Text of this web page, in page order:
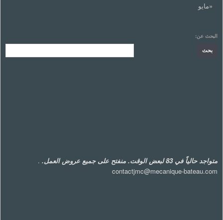
«مايو
البحث عن:
متواجد حالياً في 83 لبعض الوقت. منفتح على جميع عروض العمل.
.
contactjmc@mecanique-bateau.com